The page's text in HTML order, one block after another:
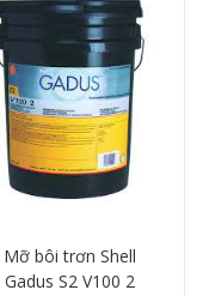
Mỡ bôi trơn Shell
Gadus S2 V100 2